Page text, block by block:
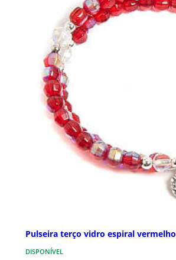
Pulseira terço vidro espiral vermelho
DISPONÍVEL